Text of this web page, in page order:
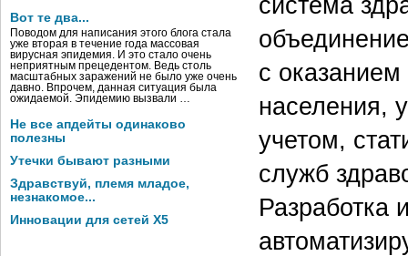
Вот те два...
Поводом для написания этого блога стала
уже вторая в течение года массовая
вирусная эпидемия. И это стало очень
неприятным прецедентом. Ведь столь
масштабных заражений не было уже очень
давно. Впрочем, данная ситуация была
ожидаемой. Эпидемию вызвали …
Не все апдейты одинаково
полезны
Утечки бывают разными
Здравствуй, племя младое,
незнакомое...
Инновации для сетей X5
с оказанием
населения,
учетом,
служб
Разработка